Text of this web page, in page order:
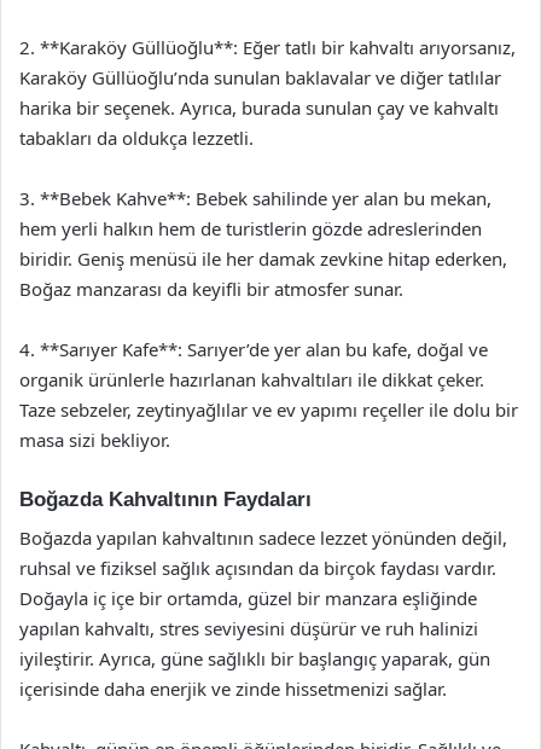
2. **Karaköy Güllüoğlu**: Eğer tatlı bir kahvaltı arıyorsanız,
Karaköy Güllüoğlu’nda sunulan baklavalar ve diğer tatlılar
harika bir seçenek. Ayrıca, burada sunulan çay ve kahvaltı
tabakları da oldukça lezzetli.
3. **Bebek Kahve**: Bebek sahilinde yer alan bu mekan,
hem yerli halkın hem de turistlerin gözde adreslerinden
biridir. Geniş menüsü ile her damak zevkine hitap ederken,
Boğaz manzarası da keyifli bir atmosfer sunar.
4. **Sarıyer Kafe**: Sarıyer’de yer alan bu kafe, doğal ve
organik ürünlerle hazırlanan kahvaltıları ile dikkat çeker.
Taze sebzeler, zeytinyağlılar ve ev yapımı reçeller ile dolu bir
masa sizi bekliyor.
Boğazda Kahvaltının Faydaları
Boğazda yapılan kahvaltının sadece lezzet yönünden değil,
ruhsal ve fiziksel sağlık açısından da birçok faydası vardır.
Doğayla iç içe bir ortamda, güzel bir manzara eşliğinde
yapılan kahvaltı, stres seviyesini düşürür ve ruh halinizi
iyileştirir. Ayrıca, güne sağlıklı bir başlangıç yaparak, gün
içerisinde daha enerjik ve zinde hissetmenizi sağlar.